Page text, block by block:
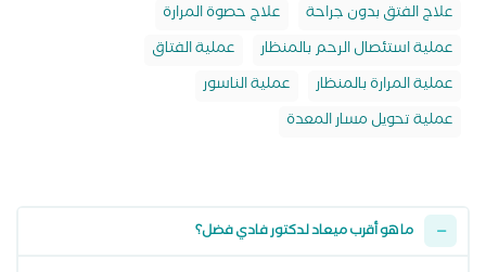
علاج الفتق بدون جراحة
علاج حصوة المرارة
عملية استئصال الرحم بالمنظار
عملية الفتاق
عملية المرارة بالمنظار
عملية الناسور
عملية تحويل مسار المعدة
ما هو أقرب ميعاد لدكتور فادي فضل؟